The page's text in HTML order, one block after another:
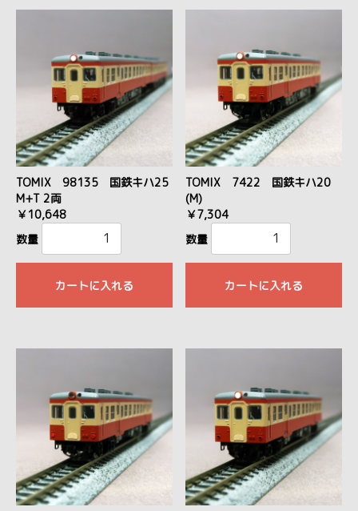
TOMIX 98135 国鉄キハ25
M+T 2両
￥10,648
数量
カートに入れる
TOMIX 7422 国鉄キハ20
(M)
￥7,304
数量
カートに入れる